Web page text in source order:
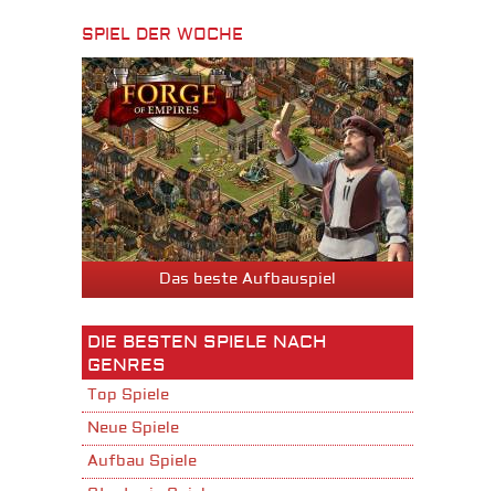
SPIEL DER WOCHE
Das beste Aufbauspiel
DIE BESTEN SPIELE NACH
GENRES
Top Spiele
Neue Spiele
Aufbau Spiele